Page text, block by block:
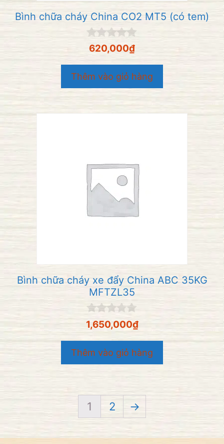
Bình chữa cháy China CO2 MT5 (có tem)
0
n
g
o
à
i
620,000₫
Thêm vào giỏ hàng
Bình chữa cháy xe đẩy China ABC 35KG
MFTZL35
0
n
g
o
à
i
1,650,000₫
Thêm vào giỏ hàng
1 2 →